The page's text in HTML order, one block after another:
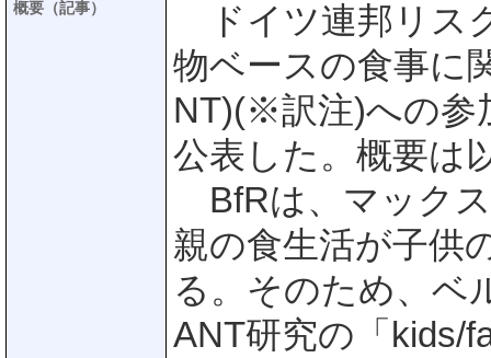
概要（記事）
ドイツ連邦リス
物ベースの食事に
NT)(※訳注)への参
公表した。概要は
BfRは、マック
親の食生活が子供
る。そのため、ベ
ANT研究の「kids/